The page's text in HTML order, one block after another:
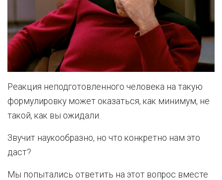
Реакция неподготовленного человека на такую
формулировку может оказаться, как минимум, не
такой, как вы ожидали.
Звучит наукообразно, но что конкретно нам это
даст?
Мы попытались ответить на этот вопрос вместе